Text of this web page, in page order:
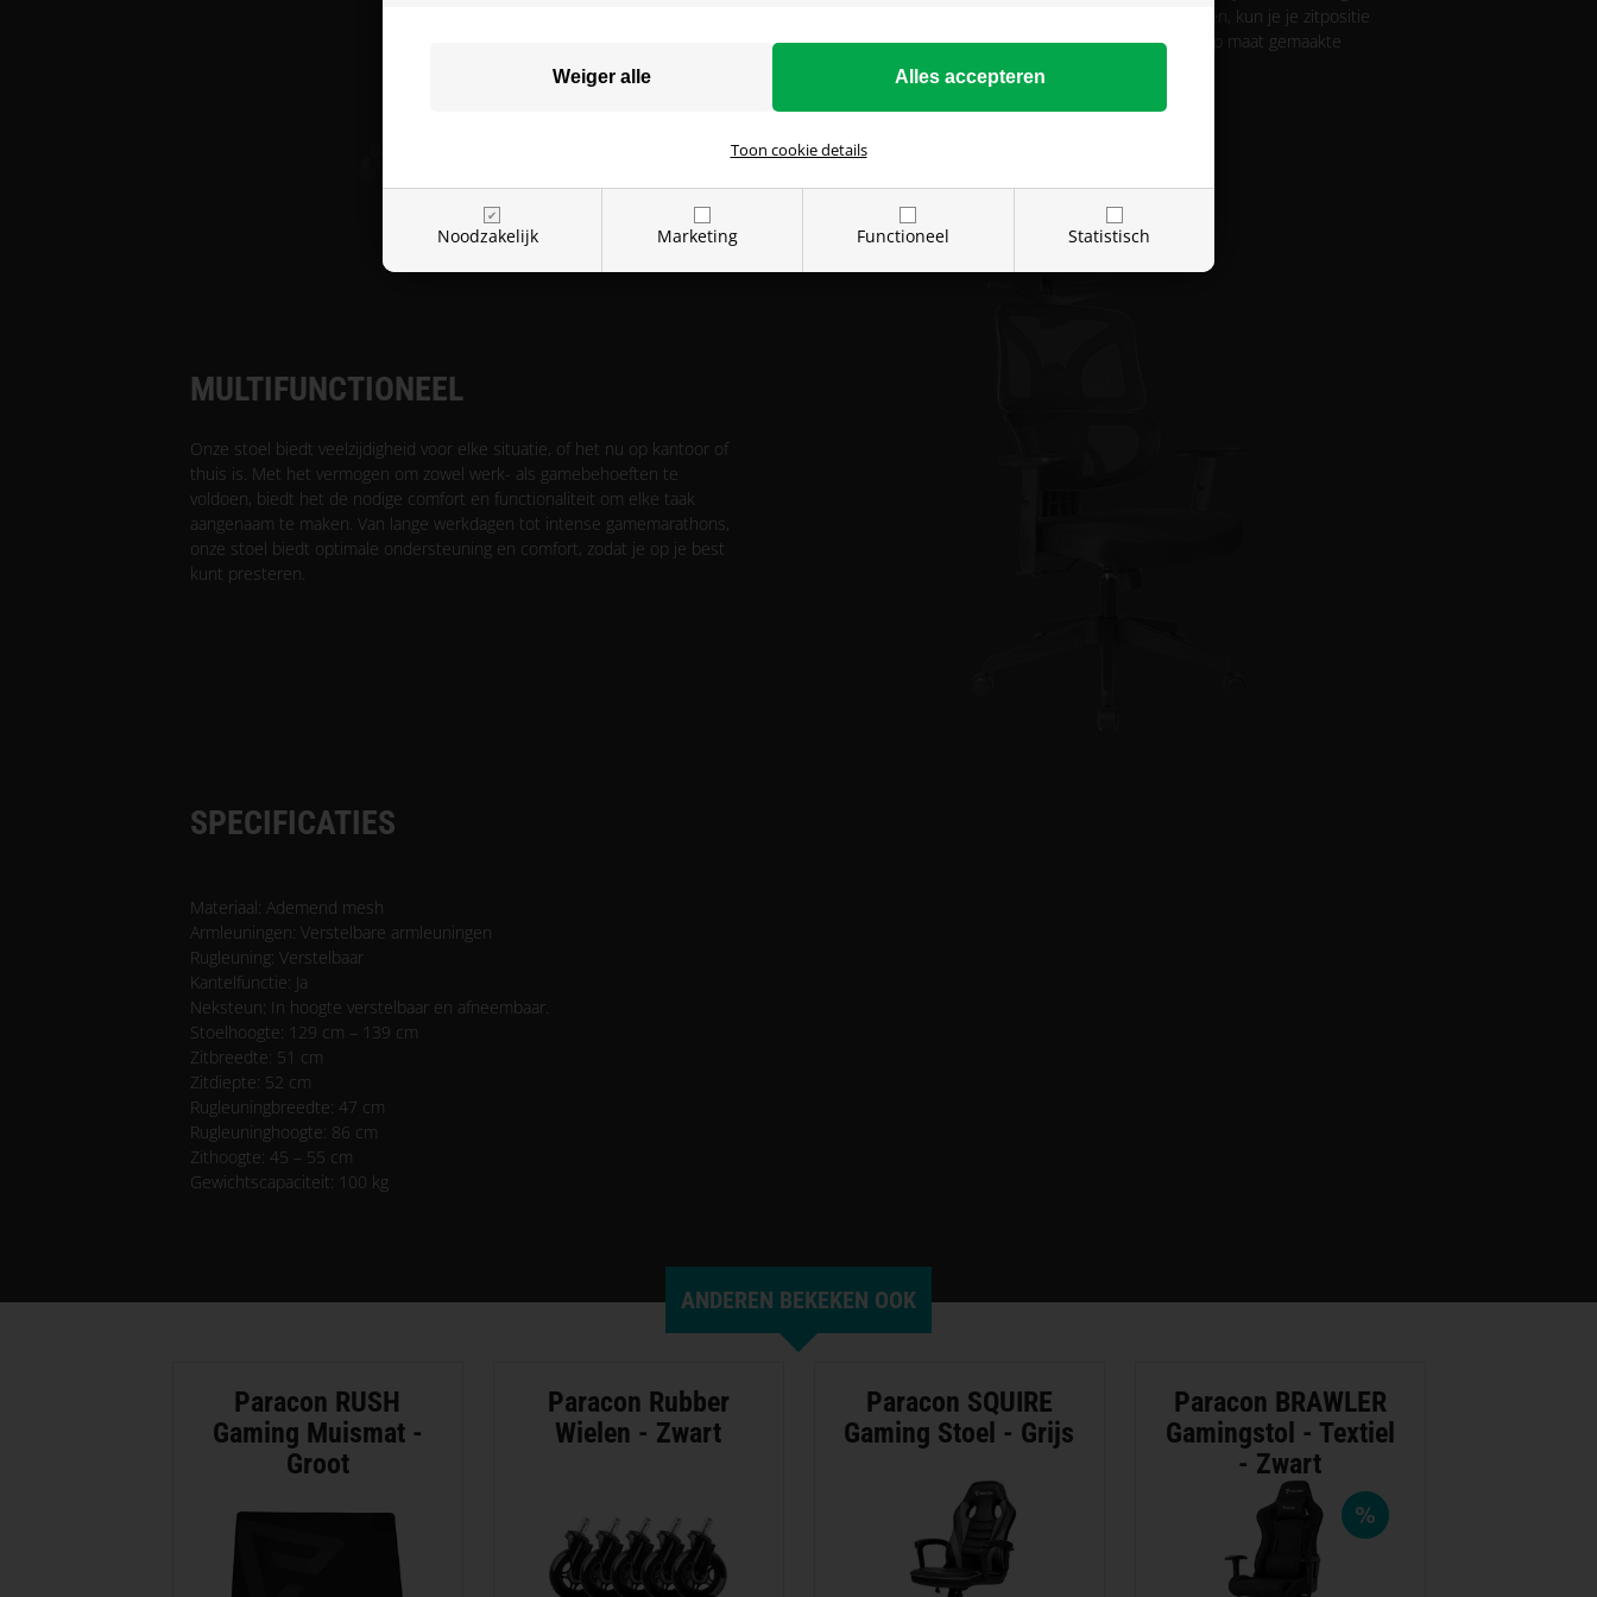
Noodzakelijk Marketing Functioneel Statistisch
Toon cookie details
Met de mogelijkheid om elk detail fijn af te stellen, kun je je zitpositie
perfectioneren en elke keer genieten van een op maat gemaakte
ervaring.
MULTIFUNCTIONEEL
Onze stoel biedt veelzijdigheid voor elke situatie, of het nu op kantoor of
thuis is. Met het vermogen om zowel werk- als gamebehoeften te
voldoen, biedt het de nodige comfort en functionaliteit om elke taak
aangenaam te maken. Van lange werkdagen tot intense gamemarathons,
onze stoel biedt optimale ondersteuning en comfort, zodat je op je best
kunt presteren.
SPECIFICATIES
Materiaal: Ademend mesh
Armleuningen: Verstelbare armleuningen
Rugleuning: Verstelbaar
Kantelfunctie: Ja
Neksteun: In hoogte verstelbaar en afneembaar.
Stoelhoogte: 129 cm – 139 cm
Zitbreedte: 51 cm
Zitdiepte: 52 cm
Rugleuningbreedte: 47 cm
Rugleuninghoogte: 86 cm
Zithoogte: 45 – 55 cm
Gewichtscapaciteit: 100 kg
ANDEREN BEKEKEN OOK
Paracon RUSH
Gaming Muismat -
Groot
Paracon Rubber
Wielen - Zwart
Paracon SQUIRE
Gaming Stoel - Grijs
Paracon BRAWLER
Gamingstol - Textiel
- Zwart